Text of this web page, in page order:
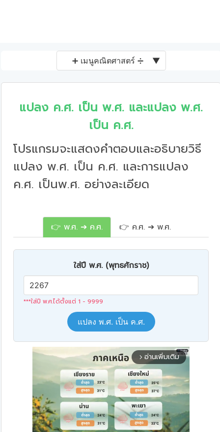
➕ เมนูคณิตศาสตร์ ➗ ▼
แปลง ค.ศ. เป็น พ.ศ. และแปลง พ.ศ.
เป็น ค.ศ.
โปรแกรมจะแสดงคำตอบและอธิบายวิธี
แปลง พ.ศ. เป็น ค.ศ. และการแปลง
ค.ศ. เป็นพ.ศ. อย่างละเอียด
👉 พ.ศ. ➔ ค.ศ. 👉 ค.ศ. ➔ พ.ศ.
ใส่ปี พ.ศ. (พุทธศักราช)
***ใส่ปี พ.ศ.ได้ตั้งแต่ 1 - 9999
แปลง พ.ศ. เป็น ค.ศ.
arrow_forward_ios อ่านเพิ่มเติม